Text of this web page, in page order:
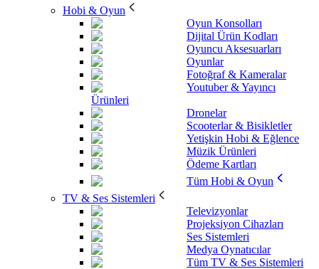
Hobi & Oyun
Oyun Konsolları
Dijital Ürün Kodları
Oyuncu Aksesuarları
Oyunlar
Fotoğraf & Kameralar
Youtuber & Yayıncı
Ürünleri
Dronelar
Scooterlar & Bisikletler
Yetişkin Hobi & Eğlence
Müzik Ürünleri
Ödeme Kartları
Tüm Hobi & Oyun
TV & Ses Sistemleri
Televizyonlar
Projeksiyon Cihazları
Ses Sistemleri
Medya Oynatıcılar
Tüm TV & Ses Sistemleri